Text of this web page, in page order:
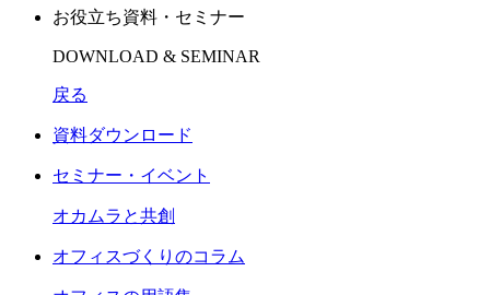
お役立ち資料・セミナー
DOWNLOAD & SEMINAR
戻る
資料ダウンロード
セミナー・イベント
オカムラと共創
オフィスづくりのコラム